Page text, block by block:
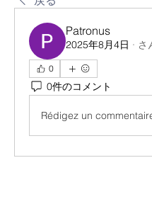
Patronus
2025年8月4日 · さ
0
0件のコメント
Rédigez un